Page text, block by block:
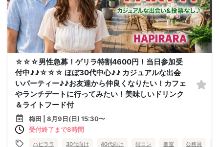
☆☆☆男性急募！ゲリラ特割4600円！当日参加受
付中♪♪☆☆☆ ほぼ30代中心♪♪ カジュアルな出会
いパーティー♪♪お友達から仲良くなりたい！カフェ
やランチデートに行ってみたい！美味しいドリンク
＆ライトフード付
梅田 | 8月9日(日) 15:30〜
受付終了まで8時間
ハピララ 30代向け 40代向け 街コン 個室 公務員